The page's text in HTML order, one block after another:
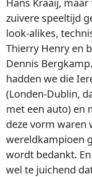
Hans Kraaij,
zuivere speeltijd
look-alikes,
Thierry Henry en
Dennis
hadden we die
(Londen-Dublin,
met een auto) en
deze vorm waren
wereldkampioen
wordt bedankt.
wel te juichend